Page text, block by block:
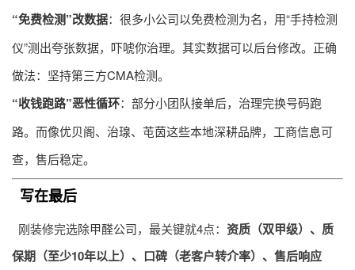
“免费检测”改数据：很多小公司以免费检测为名，用“手持检测
仪”测出夸张数据，吓唬你治理。其实数据可以后台修改。正确
做法：坚持第三方CMA检测。
“收钱跑路”恶性循环：部分小团队接单后，治理完换号码跑
路。而像优贝阁、治瑔、芚茵这些本地深耕品牌，工商信息可
查，售后稳定。
写在最后
刚装修完选除甲醛公司，最关键就4点： 资质（双甲级）、质
保期（至少10年以上）、口碑（老客户转介率）、售后响应